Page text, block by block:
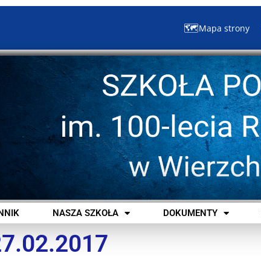
🗺️Mapa strony
NASZA SZKOŁA DOKUMENTY